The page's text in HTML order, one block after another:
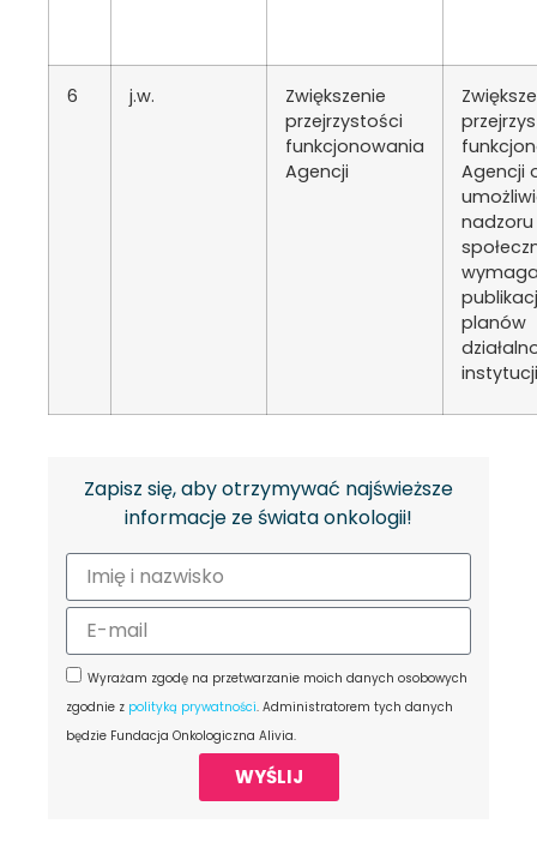
6 j.w.
Zwiększenie
przejrzystości
funkcjonowania
Agencji
Agencji
nadzoru
planów
Zapisz się, aby otrzymywać najświeższe
informacje ze świata onkologii!
Wyrażam zgodę na przetwarzanie moich danych osobowych
zgodnie z polityką prywatności. Administratorem tych danych
będzie Fundacja Onkologiczna Alivia.
WYŚLIJ